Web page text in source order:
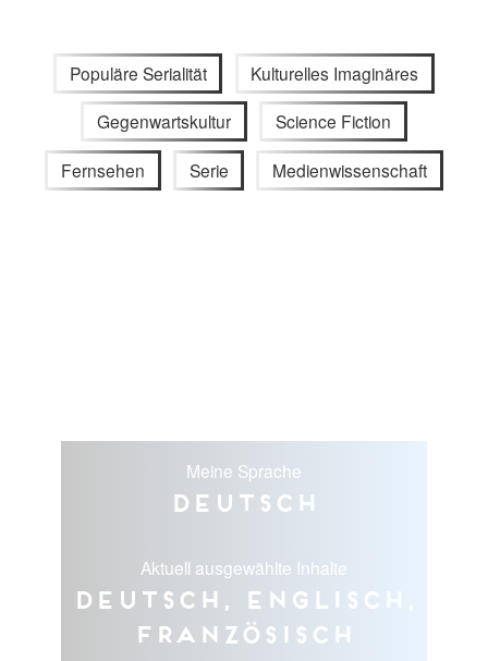
Populäre Serialität Kulturelles Imaginäres
Gegenwartskultur Science Fiction
Fernsehen Serie Medienwissenschaft
Meine Sprache
Deutsch
Aktuell ausgewählte Inhalte
Deutsch, Englisch,
Französisch